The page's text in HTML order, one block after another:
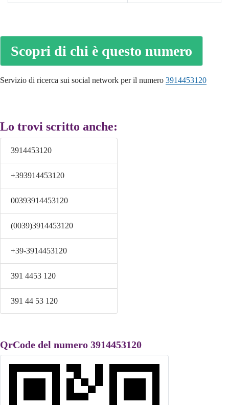
Scopri di chi è questo numero
Servizio di ricerca sui social network per il numero 3914453120
Lo trovi scritto anche:
3914453120
+393914453120
00393914453120
(0039)3914453120
+39-3914453120
391 4453 120
391 44 53 120
QrCode del numero 3914453120